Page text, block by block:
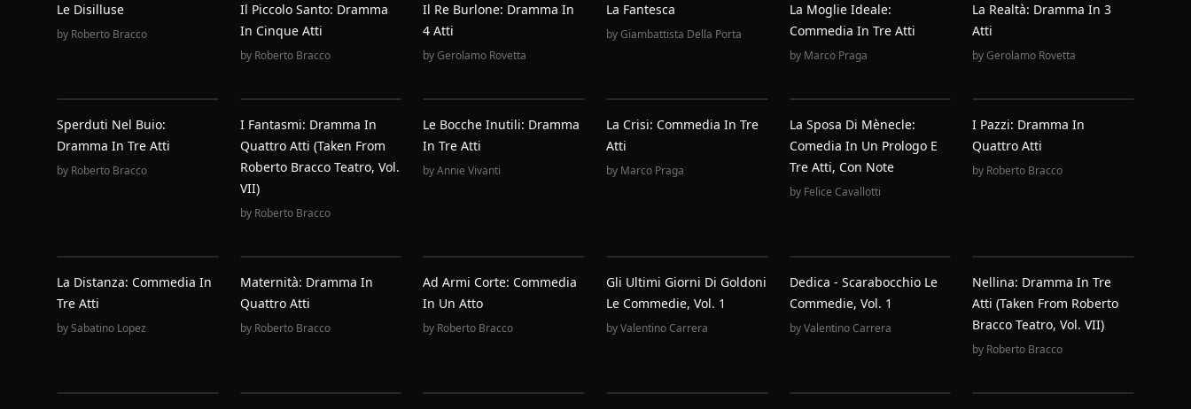
Le Disilluse
by Roberto Bracco
Il Piccolo Santo: Dramma
In Cinque Atti
by Roberto Bracco
Il Re Burlone: Dramma In
4 Atti
byGerolamo Rovetta
La Fantesca
byGiambattista Della Porta
La Moglie Ideale:
Commedia In Tre Atti
by Marco Praga
La Realtà: Dramma In 3
Atti
byGerolamo Rovetta
Sperduti Nel Buio:
Dramma In Tre Atti
by Roberto Bracco
I Fantasmi: Dramma In
Quattro Atti (Taken From
Roberto Bracco Teatro, Vol.
VII)
by Roberto Bracco
Le Bocche Inutili: Dramma
In Tre Atti
byAnnie Vivanti
La Crisi: Commedia In Tre
Atti
by Marco Praga
La Sposa Di Mènecle:
Comedia In Un Prologo E
Tre Atti, Con Note
by Felice Cavallotti
I Pazzi: Dramma In
Quattro Atti
by Roberto Bracco
La Distanza: Commedia In
Tre Atti
bySabatino Lopez
Maternità: Dramma In
Quattro Atti
by Roberto Bracco
Ad Armi Corte: Commedia
In Un Atto
by Roberto Bracco
Gli Ultimi Giorni Di Goldoni
Le Commedie, Vol. 1
byValentino Carrera
Dedica - Scarabocchio Le
Commedie, Vol. 1
byValentino Carrera
Nellina: Dramma In Tre
Atti (Taken From Roberto
Bracco Teatro, Vol. VII)
by Roberto Bracco